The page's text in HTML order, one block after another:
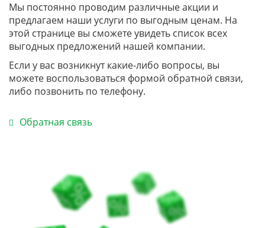
Мы постоянно проводим различные акции и
предлагаем наши услуги по выгодным ценам. На
этой странице вы сможете увидеть список всех
выгодных предложений нашей компании.
Если у вас возникнут какие-либо вопросы, вы
можете воспользоваться формой обратной связи,
либо позвонить по телефону.
Обратная связь